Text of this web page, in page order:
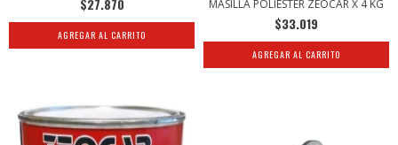
MASILLA POLIESTER ZEOCAR X 4 KG
$33.019